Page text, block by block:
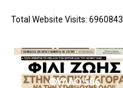
Total Website Visits: 6960843
ΦΥΛΛΟ 506